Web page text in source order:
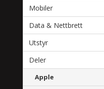
Mobiler
Data & Nettbrett
Utstyr
Deler
Apple